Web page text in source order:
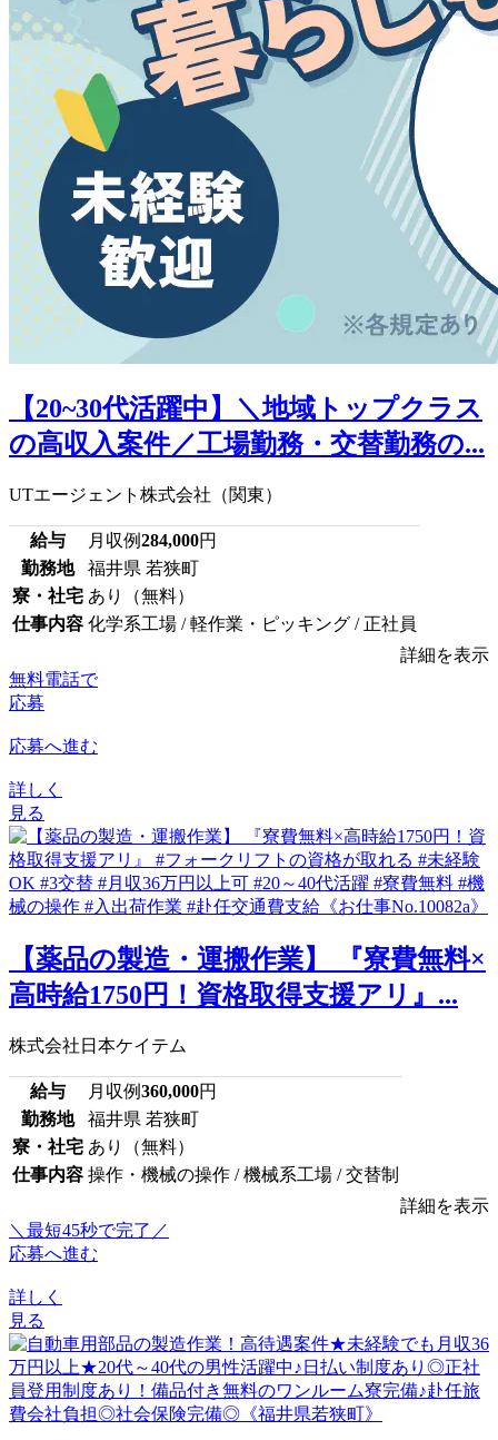
【20~30代活躍中】＼地域トップクラス
の高収入案件／工場勤務・交替勤務の...
UTエージェント株式会社（関東）
給与 月収例284,000円
勤務地
福井県 若狭町
寮・社宅 あり（無料）
仕事内容 化学系工場 / 軽作業・ピッキング / 正社員
詳細を表示
無料電話で
応募
応募へ進む
詳しく
見る
【薬品の製造・運搬作業】 『寮費無料×
高時給1750円！資格取得支援アリ』...
株式会社日本ケイテム
給与 月収例360,000円
勤務地
福井県 若狭町
寮・社宅 あり（無料）
仕事内容 操作・機械の操作 / 機械系工場 / 交替制
詳細を表示
＼最短45秒で完了／
応募へ進む
詳しく
見る